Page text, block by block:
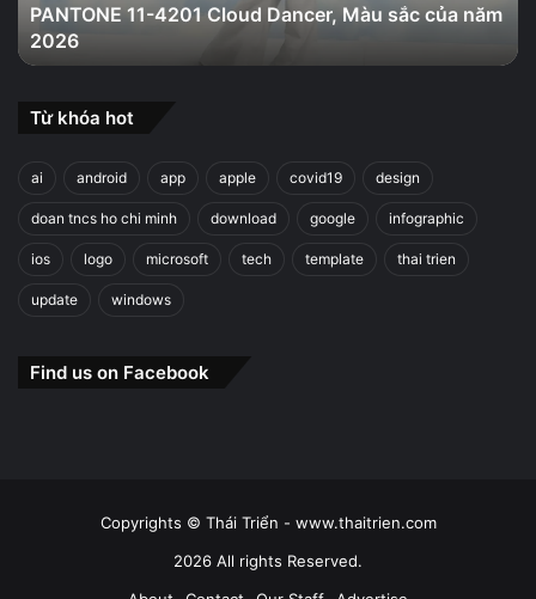
năm
2026
PANTONE 11-4201 Cloud Dancer, Màu sắc của năm
2026
Từ khóa hot
ai android app apple covid19 design
doan tncs ho chi minh download google infographic
ios logo microsoft tech template thai trien
update windows
Find us on Facebook
Copyrights © Thái Triển - www.thaitrien.com
2026 All rights Reserved.